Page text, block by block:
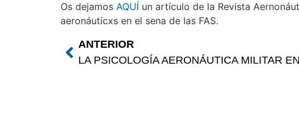
Os dejamos AQUÍ un artículo de la Revista
aeronáuticxs en el sena de las FAS.
ANTERIOR